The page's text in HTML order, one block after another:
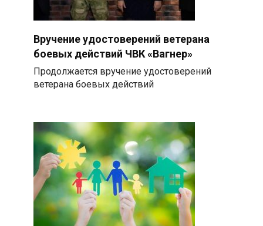
Вручение удостоверений ветерана
боевых действий ЧВК «Вагнер»
Продолжается вручение удостоверений
ветерана боевых действий